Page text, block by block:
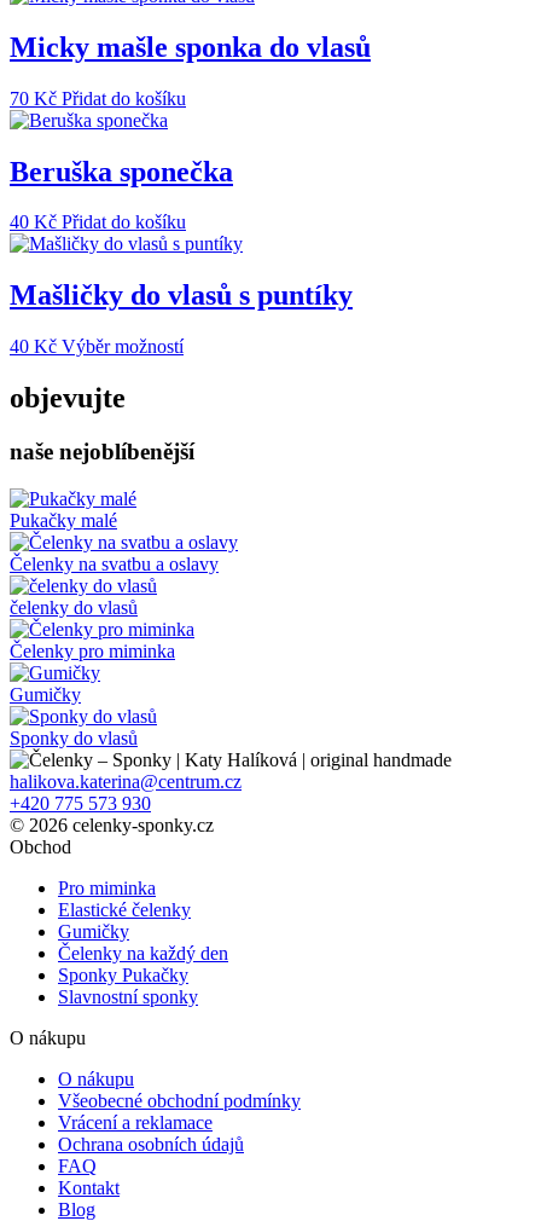
variant.
lze
stránce
produktu
Micky mašle sponka do vlasů
70 Kč Přidat do košíku
Beruška sponečka
40 Kč Přidat do košíku
Mašličky do vlasů s puntíky
40 Kč Výběr možnostíTento
Možnosti
stránce
produktu
objevujte
naše nejoblíbenější
Pukačky malé
Čelenky na svatbu a oslavy
čelenky do vlasů
Čelenky pro miminka
Gumičky
Sponky do vlasů
halikova.katerina@centrum.cz
+420 775 573 930
© 2026 celenky-sponky.cz
Obchod
Pro miminka
Elastické čelenky
Gumičky
Čelenky na každý den
Sponky Pukačky
Slavnostní sponky
O nákupu
O nákupu
Všeobecné obchodní podmínky
Vrácení a reklamace
Ochrana osobních údajů
FAQ
Kontakt
Blog